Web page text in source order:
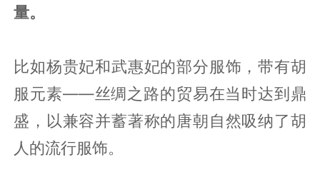
量。
比如杨贵妃和武惠妃的部分服饰，带有胡
服元素——丝绸之路的贸易在当时达到鼎
盛，以兼容并蓄著称的唐朝自然吸纳了胡
人的流行服饰。